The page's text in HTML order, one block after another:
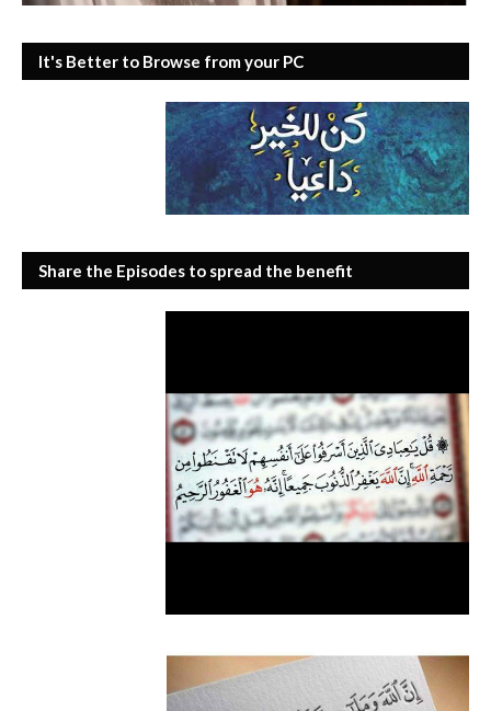
It's Better to Browse from your PC
Share the Episodes to spread the benefit